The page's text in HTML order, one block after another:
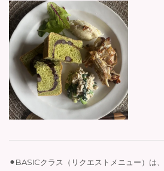
⚫︎BASICクラス（リクエストメニュー）は、